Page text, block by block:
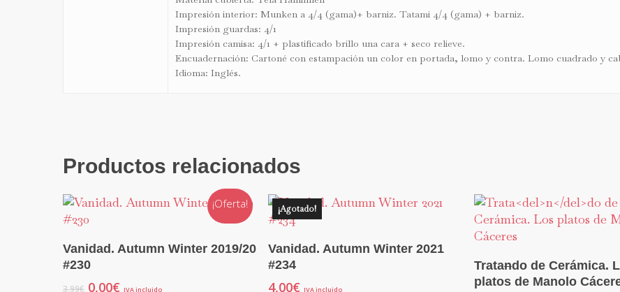
Impresión interior: Munken a 4/4 (gama)+ barniz. Tatami 4/4 (gama) + barniz.
Impresión guardas: 4/1
Impresión camisa: 4/1 + plastificado brillo una cara + seco relieve.
Encuadernación: Cartoné con estampación un color en portada, lomo y contra. Lomo cuadrado y
Idioma: Inglés.
Productos relacionados
¡Oferta!
Descarga Gratuita En Kiosko Y Más
Vanidad. Autumn Winter 2019/20
#230
3,99€ El
0,00€ El
IVA incluido
¡Agotado!
Leer Más
Vanidad. Autumn Winter 2021
#234
4,00€ IVA incluido
Añadir Al Carrito
Tratando de Cerámica.
platos de Manolo